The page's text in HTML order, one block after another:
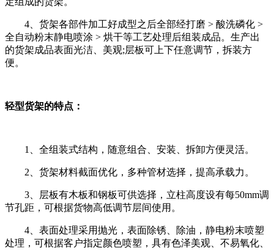
4、货架各部件加工好成型之后全部经打磨 > 酸洗磷化 >
全自动粉末静电喷涂 > 烘干等工艺处理后组装成品。生产出
的货架成品表面光洁、美观;层板可上下任意调节，拆装方
便。
轻型货架的特点：
1、全组装式结构，随意组合、安装、拆卸方便灵活。
2、货架材料截面优化，多种管材选择，提高承载力。
3、层板有木板和钢板可供选择，立柱高度设有每50mm调
节孔距，可根据货物高低调节层间使用。
4、表面处理采用抛光，表面除锈、除油，静电粉末喷塑
处理，可根据客户指定颜色喷塑，具有色泽美观、不易氧化、